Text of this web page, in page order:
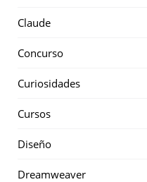
Claude
Concurso
Curiosidades
Cursos
Diseño
Dreamweaver